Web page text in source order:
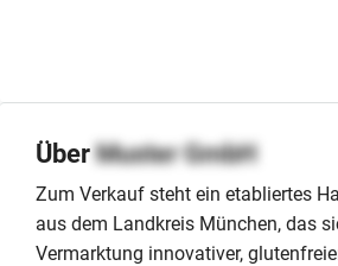
ÜberMuster GmbH
Zum Verkauf steht ein etabliertes
aus dem Landkreis München, das
Vermarktung innovativer,